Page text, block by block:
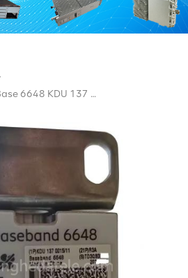
Ericsson BBU Bande De Base 6648 KDU 137 0015/11